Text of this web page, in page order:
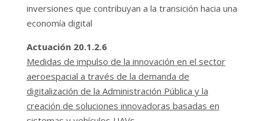
inversiones que contribuyan a la transición hacia una
economía digital
Actuación 20.1.2.6
Medidas de impulso de la innovación en el sector
aeroespacial a través de la demanda de
digitalización de la Administración Pública y la
creación de soluciones innovadoras basadas en